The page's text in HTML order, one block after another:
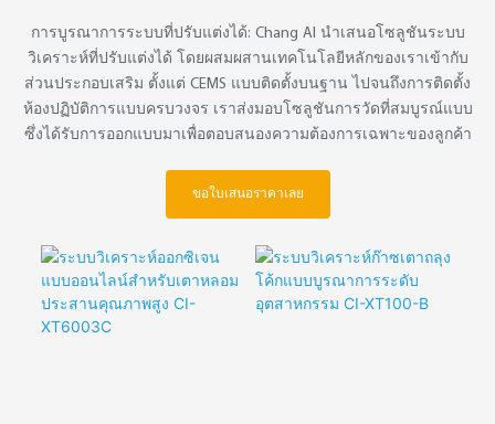
การบูรณาการระบบที่ปรับแต่งได้: Chang AI นำเสนอโซลูชันระบบ
วิเคราะห์ที่ปรับแต่งได้ โดยผสมผสานเทคโนโลยีหลักของเราเข้ากับ
ส่วนประกอบเสริม ตั้งแต่ CEMS แบบติดตั้งบนฐาน ไปจนถึงการติดตั้ง
ห้องปฏิบัติการแบบครบวงจร เราส่งมอบโซลูชันการวัดที่สมบูรณ์แบบ
ซึ่งได้รับการออกแบบมาเพื่อตอบสนองความต้องการเฉพาะของลูกค้า
ขอใบเสนอราคาเลย